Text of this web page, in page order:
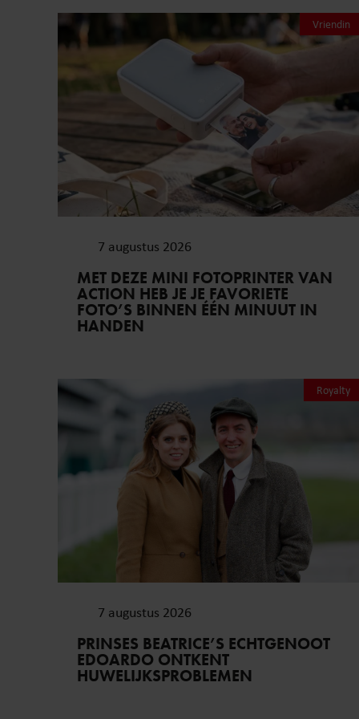
Vriendin
7 augustus 2026
MET DEZE MINI FOTOPRINTER VAN
ACTION HEB JE JE FAVORIETE
FOTO’S BINNEN ÉÉN MINUUT IN
HANDEN
Royalty
7 augustus 2026
PRINSES BEATRICE’S ECHTGENOOT
EDOARDO ONTKENT
HUWELIJKSPROBLEMEN